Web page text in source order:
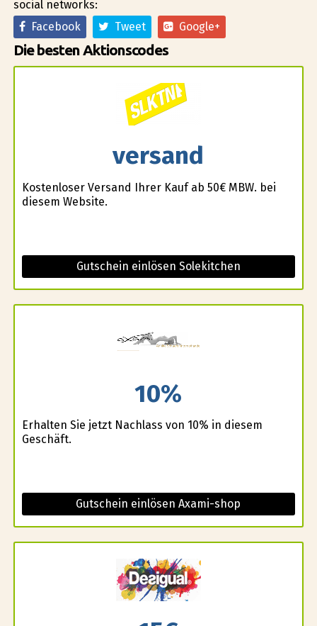
social networks:
Facebook
Tweet Google+
Die besten Aktionscodes
versand
Kostenloser Versand Ihrer Kauf ab 50€ MBW. bei
diesem Website.
Gutschein einlösen Solekitchen
10%
Erhalten Sie jetzt Nachlass von 10% in diesem
Geschäft.
Gutschein einlösen Axami-shop